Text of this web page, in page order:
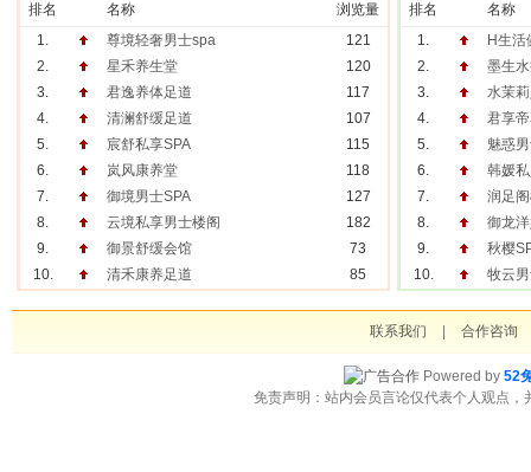
排名 名称
浏览量
1.
尊境轻奢男士spa
121
2.
星禾养生堂
120
3.
君逸养体足道
117
4.
清澜舒缓足道
107
5.
宸舒私享SPA
115
6.
岚风康养堂
118
7.
御境男士SPA
127
8.
云境私享男士楼阁
182
9.
御景舒缓会馆
73
10.
清禾康养足道 85
排名
名称
1.
H生活
2.
墨生
3.
水茉
4.
君享
5.
魅惑
6.
韩媛
7.
润足
8.
御龙
9.
秋樱
10.
牧云
联系我们 合作咨询
Powered by 52
免责声明：站内会员言论仅代表个人观点